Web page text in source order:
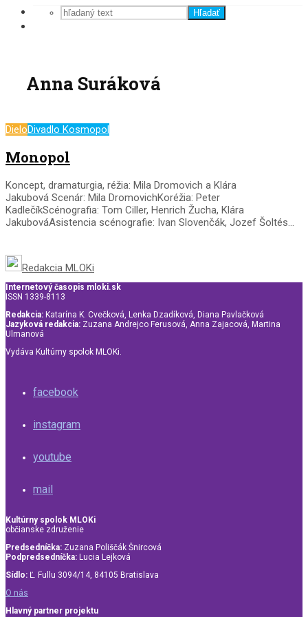
Hľadať
Anna Suráková
DieloDivadlo Kosmopol
Monopol
Koncept, dramaturgia, réžia: Mila Dromovich a Klára
Jakubová Scenár: Mila DromovichKoréžia: Peter
KadlečíkScénografia: Tom Ciller, Henrich Žucha, Klára
JakubováAsistencia scénografie: Ivan Slovenčák, Jozef Šoltés...
Redakcia MLOKi
Internetový časopis mloki.sk
ISSN 1339-8113
Redakcia: Katarína K. Cvečková, Lenka Dzadíková, Diana Pavlačková
Jazyková redakcia: Zuzana Andrejco Ferusová, Anna Zajacová, Martina
Ulmanová
Vydáva Kultúrny spolok MLOKi.
facebook
instagram
youtube
mail
Kultúrny spolok MLOKi
občianske združenie
Predsedníčka: Zuzana Poliščák Šnircová
Podpredsedníčka: Lucia Lejková
Sídlo: Ľ. Fullu 3094/14, 84105 Bratislava
O nás
Hlavný partner projektu